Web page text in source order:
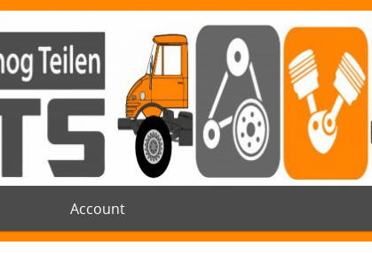
Account